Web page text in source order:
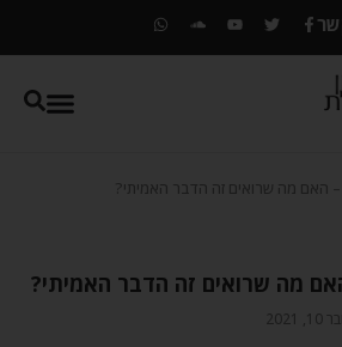
האם מה שרואים זה הדבר האמיתי?
מה שרואים זה הדבר האמיתי?